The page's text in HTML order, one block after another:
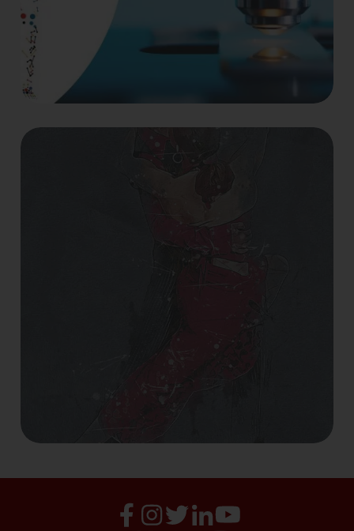
Pautes per a disminuir el
Cursos
Classe oberta Balls de